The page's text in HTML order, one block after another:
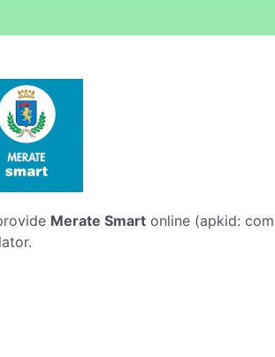
Merate Smart online (apkid: